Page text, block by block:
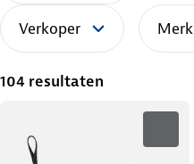
Verkoper Merk
104 resultaten